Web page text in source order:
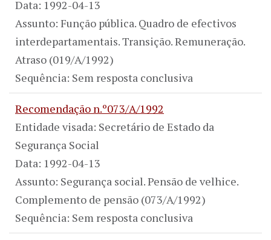
Data: 1992-04-13
Assunto: Função pública. Quadro de efectivos
interdepartamentais. Transição. Remuneração.
Atraso (019/A/1992)
Sequência: Sem resposta conclusiva
Recomendação n.º073/A/1992
Entidade visada: Secretário de Estado da
Segurança Social
Data: 1992-04-13
Assunto: Segurança social. Pensão de velhice.
Complemento de pensão (073/A/1992)
Sequência: Sem resposta conclusiva